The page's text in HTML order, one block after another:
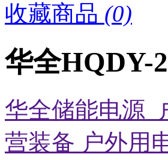
收藏商品 (0)
华全HQDY-
华全储能电源_
营装备 户外用